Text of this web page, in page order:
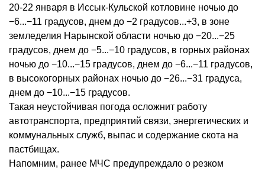
20-22 января в Иссык-Кульской котловине ночью до
−6...−11 градусов, днем до −2 градусов...+3, в зоне
земледелия Нарынской области ночью до −20...−25
градусов, днем до −5...−10 градусов, в горных районах
ночью до −10...−15 градусов, днем до −6...−11 градусов,
в высокогорных районах ночью до −26...−31 градуса,
днем до −10...−15 градусов.
Такая неустойчивая погода осложнит работу
автотранспорта, предприятий связи, энергетических и
коммунальных служб, выпас и содержание скота на
пастбищах.
Напомним, ранее МЧС предупреждало о резком